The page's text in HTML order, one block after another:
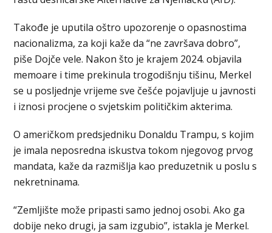
Takođe je uputila oštro upozorenje o opasnostima
nacionalizma, za koji kaže da “ne završava dobro”,
piše Dojče vele. Nakon što je krajem 2024. objavila
memoare i time prekinula trogodišnju tišinu, Merkel
se u posljednje vrijeme sve češće pojavljuje u javnosti
i iznosi procjene o svjetskim političkim akterima.
O američkom predsjedniku Donaldu Trampu, s kojim
je imala neposredna iskustva tokom njegovog prvog
mandata, kaže da razmišlja kao preduzetnik u poslu s
nekretninama.
“Zemljište može pripasti samo jednoj osobi. Ako ga
dobije neko drugi, ja sam izgubio”, istakla je Merkel.